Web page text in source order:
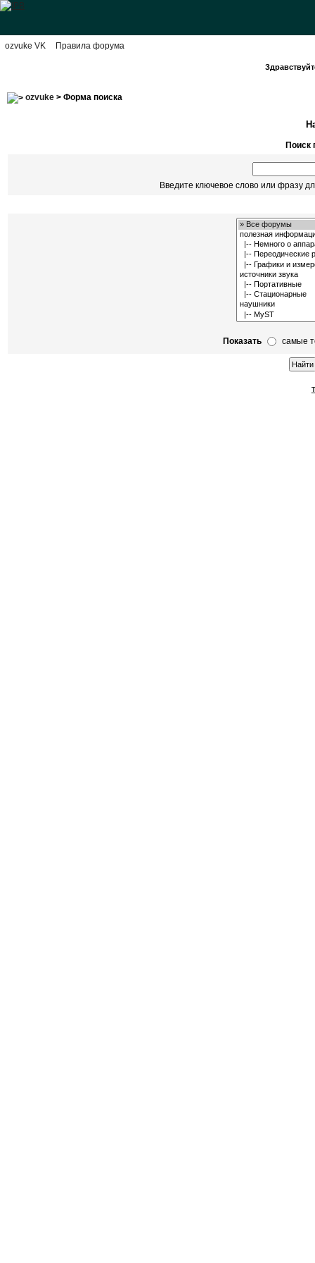
ozvuke VK Правила форума
ozvuke> Форма поиска
Поиск
Введите ключевое слово или фразу
Показать самые